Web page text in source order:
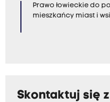
Prawo łowieckie do
mieszkańcy miast i
Skontaktuj się